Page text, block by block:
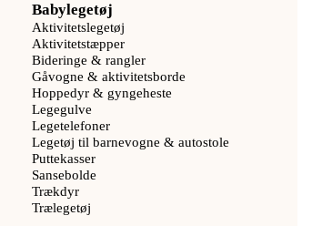
Babylegetøj
Aktivitetslegetøj
Aktivitetstæpper
Bideringe & rangler
Gåvogne & aktivitetsborde
Hoppedyr & gyngeheste
Legegulve
Legetelefoner
Legetøj til barnevogne & autostole
Puttekasser
Sansebolde
Trækdyr
Trælegetøj